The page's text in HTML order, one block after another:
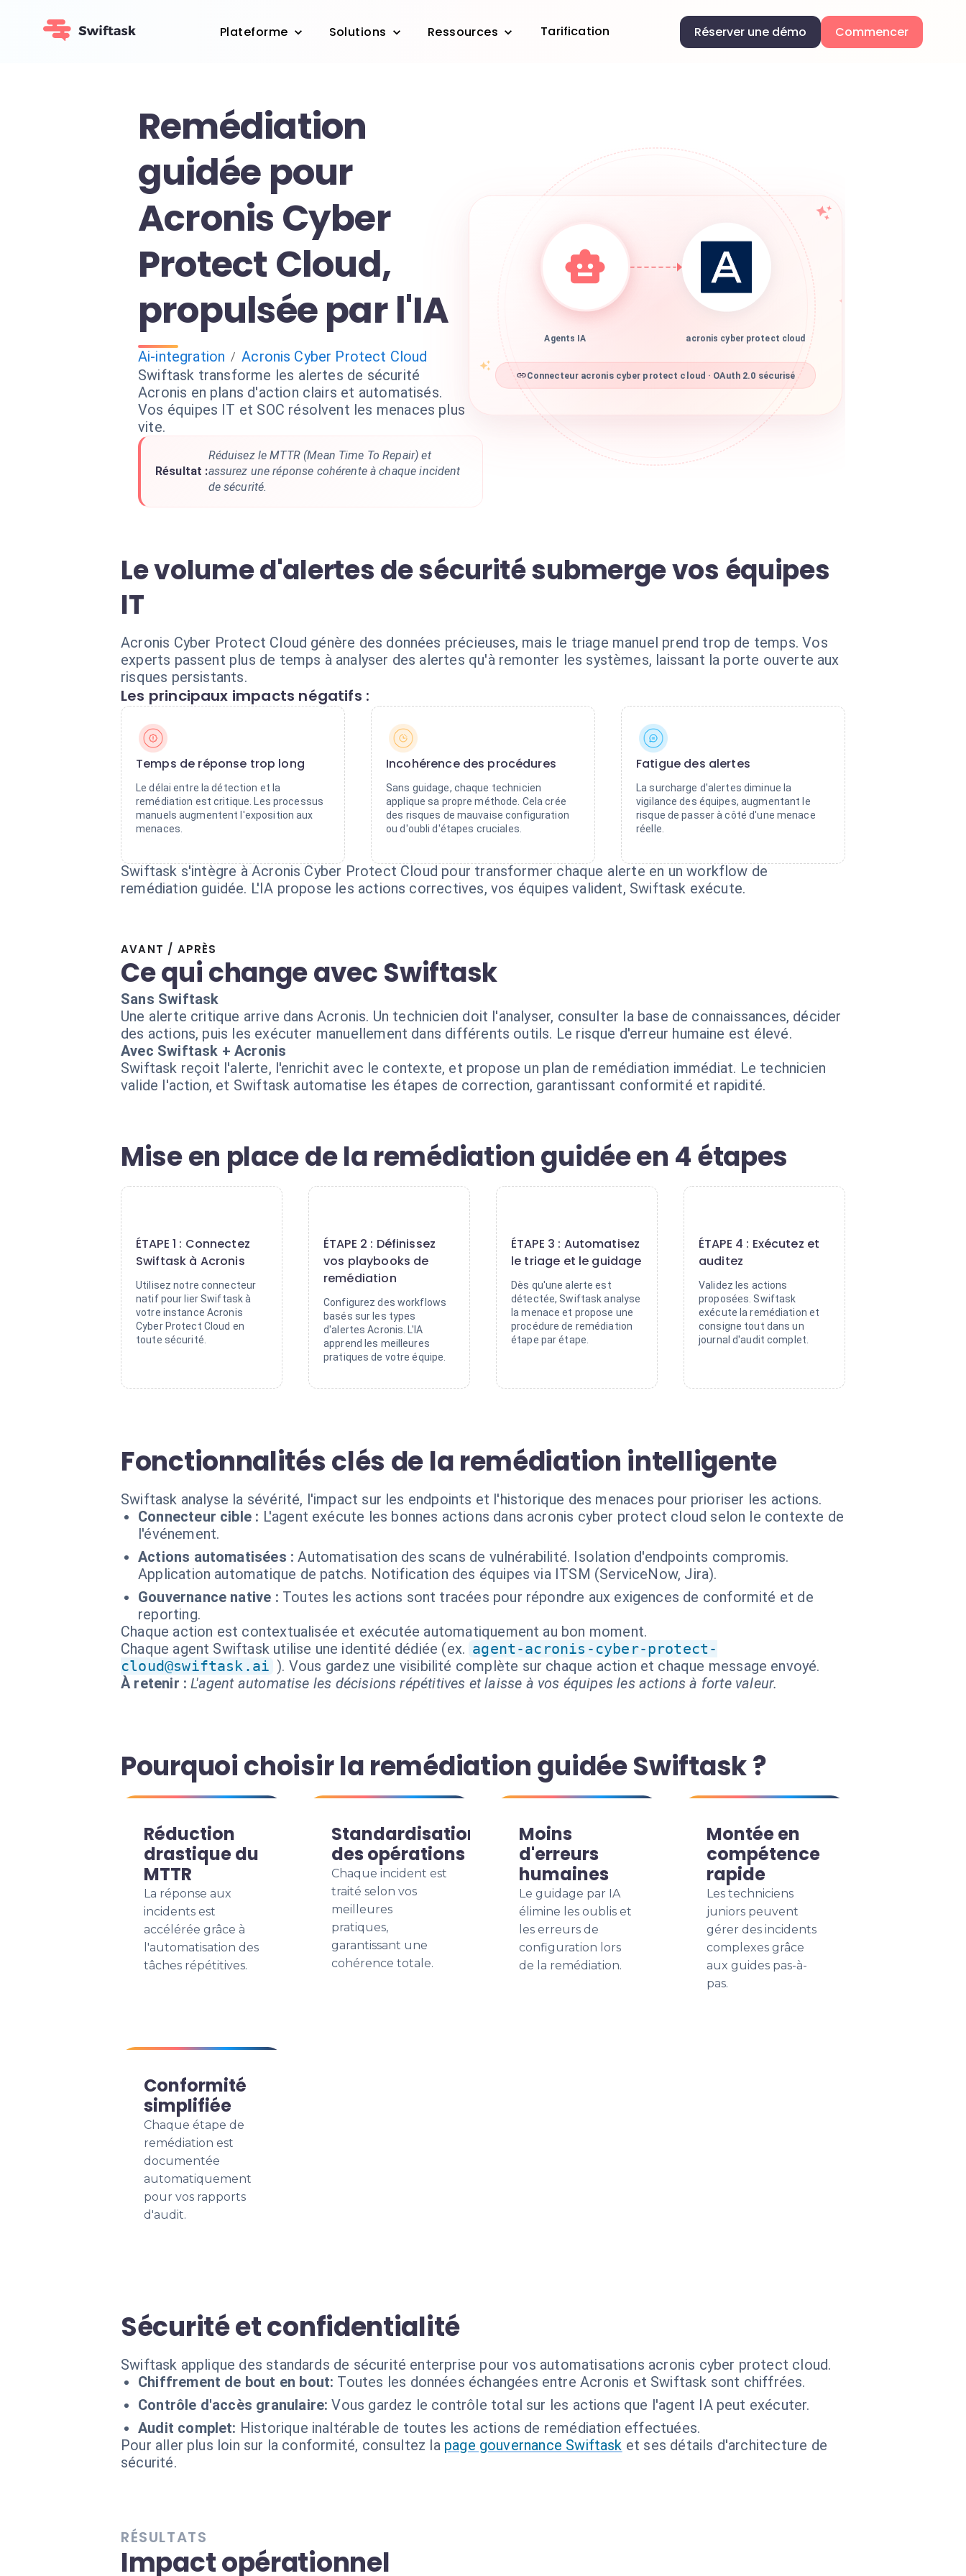
Plateforme Solutions Ressources Tarification Réserver une démo Commencer
Remédiation
guidée pour
Acronis Cyber
Protect Cloud,
propulsée par l'IA
Ai-integration / Acronis Cyber Protect Cloud
Swiftask transforme les alertes de sécurité
Acronis en plans d'action clairs et automatisés.
Vos équipes IT et SOC résolvent les menaces plus
vite.
Résultat :
Réduisez le MTTR (Mean Time To Repair) et
assurez une réponse cohérente à chaque incident
de sécurité.
Agents IA acronis cyber protect cloud
Connecteur acronis cyber protect cloud · OAuth 2.0 sécurisé
Le volume d'alertes de sécurité submerge vos équipes
IT
Acronis Cyber Protect Cloud génère des données précieuses, mais le triage manuel prend trop de temps. Vos
experts passent plus de temps à analyser des alertes qu'à remonter les systèmes, laissant la porte ouverte aux
risques persistants.
Les principaux impacts négatifs :
Temps de réponse trop long
Le délai entre la détection et la
remédiation est critique. Les processus
manuels augmentent l'exposition aux
menaces.
Incohérence des procédures
Sans guidage, chaque technicien
applique sa propre méthode. Cela crée
des risques de mauvaise configuration
ou d'oubli d'étapes cruciales.
Fatigue des alertes
La surcharge d'alertes diminue la
vigilance des équipes, augmentant le
risque de passer à côté d'une menace
réelle.
Swiftask s'intègre à Acronis Cyber Protect Cloud pour transformer chaque alerte en un workflow de
remédiation guidée. L'IA propose les actions correctives, vos équipes valident, Swiftask exécute.
AVANT / APRÈS
Ce qui change avec Swiftask
Sans Swiftask
Une alerte critique arrive dans Acronis. Un technicien doit l'analyser, consulter la base de connaissances, décider
des actions, puis les exécuter manuellement dans différents outils. Le risque d'erreur humaine est élevé.
Avec Swiftask + Acronis
Swiftask reçoit l'alerte, l'enrichit avec le contexte, et propose un plan de remédiation immédiat. Le technicien
valide l'action, et Swiftask automatise les étapes de correction, garantissant conformité et rapidité.
Mise en place de la remédiation guidée en 4 étapes
ÉTAPE 1 : Connectez
Swiftask à Acronis
Utilisez notre connecteur
natif pour lier Swiftask à
votre instance Acronis
Cyber Protect Cloud en
toute sécurité.
ÉTAPE 2 : Définissez
vos playbooks de
remédiation
Configurez des workflows
basés sur les types
d'alertes Acronis. L'IA
apprend les meilleures
pratiques de votre équipe.
ÉTAPE 3 : Automatisez
le triage et le guidage
Dès qu'une alerte est
détectée, Swiftask analyse
la menace et propose une
procédure de remédiation
étape par étape.
ÉTAPE 4 : Exécutez et
auditez
Validez les actions
proposées. Swiftask
exécute la remédiation et
consigne tout dans un
journal d'audit complet.
Fonctionnalités clés de la remédiation intelligente
Swiftask analyse la sévérité, l'impact sur les endpoints et l'historique des menaces pour prioriser les actions.
Connecteur cible : L'agent exécute les bonnes actions dans acronis cyber protect cloud selon le contexte de
l'événement.
Actions automatisées : Automatisation des scans de vulnérabilité. Isolation d'endpoints compromis.
Application automatique de patchs. Notification des équipes via ITSM (ServiceNow, Jira).
Gouvernance native : Toutes les actions sont tracées pour répondre aux exigences de conformité et de
reporting.
Chaque action est contextualisée et exécutée automatiquement au bon moment.
Chaque agent Swiftask utilise une identité dédiée (ex. agent-acronis-cyber-protect-
cloud@swiftask.ai ). Vous gardez une visibilité complète sur chaque action et chaque message envoyé.
À retenir : L'agent automatise les décisions répétitives et laisse à vos équipes les actions à forte valeur.
Pourquoi choisir la remédiation guidée Swiftask ?
Réduction
drastique du
MTTR
La réponse aux
incidents est
accélérée grâce à
l'automatisation des
tâches répétitives.
Standardisation
des opérations
Chaque incident est
traité selon vos
meilleures
pratiques,
garantissant une
cohérence totale.
Moins
d'erreurs
humaines
Le guidage par IA
élimine les oublis et
les erreurs de
configuration lors
de la remédiation.
Montée en
compétence
rapide
Les techniciens
juniors peuvent
gérer des incidents
complexes grâce
aux guides pas-à-
pas.
Conformité
simplifiée
Chaque étape de
remédiation est
documentée
automatiquement
pour vos rapports
d'audit.
Sécurité et confidentialité
Swiftask applique des standards de sécurité enterprise pour vos automatisations acronis cyber protect cloud.
Chiffrement de bout en bout: Toutes les données échangées entre Acronis et Swiftask sont chiffrées.
Contrôle d'accès granulaire: Vous gardez le contrôle total sur les actions que l'agent IA peut exécuter.
Audit complet: Historique inaltérable de toutes les actions de remédiation effectuées.
Pour aller plus loin sur la conformité, consultez la page gouvernance Swiftask et ses détails d'architecture de
sécurité.
RÉSULTATS
Impact opérationnel